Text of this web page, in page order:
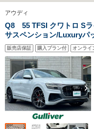
アウディ
Q8 55 TFSI クワトロ S
サスペンション/Luxuryパ
ート/パノラマサンルーフ/
能/BANG&OLUFSENサウ
ウンドビューカメラ
販売店保証 購入プラン付 オンライ